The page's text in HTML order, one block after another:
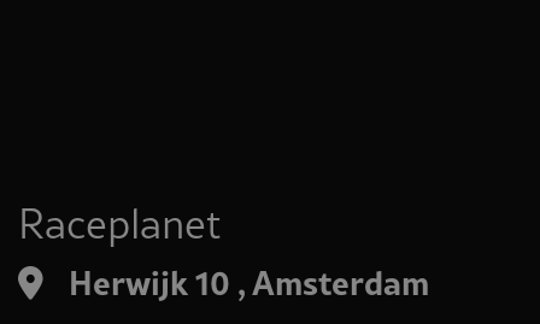
Raceplanet
Herwijk 10 , Amsterdam